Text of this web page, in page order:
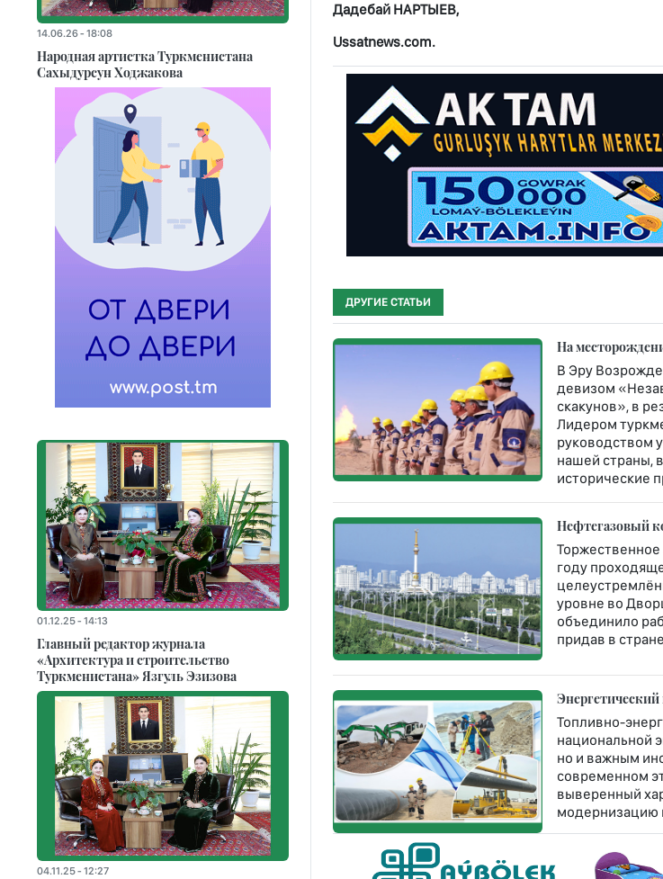
Дадебай НАРТЫЕВ,
Ussatnews.com.
ДРУГИЕ СТАТЬИ
На
В Эру
девизом
скакунов», в
Лидером
руководством
нашей страны,
исторические
Нефтегазовый
году
уровне во
объединило
придав в
Топливно-
национальной
но и важным
современном
выверенный
модернизацию
14.06.26 - 18:08
Народная артистка Туркменистана
Сахыдурсун Ходжакова
01.12.25 - 14:13
Главный редактор журнала
«Архитектура и строительство
Туркменистана» Язгуль Эзизова
04.11.25 - 12:27